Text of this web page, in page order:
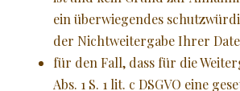
ein überwiegendes
der Nichtweitergabe Ihrer
für den Fall, dass für die
Abs. 1 S. 1 lit. c DSGVO eine